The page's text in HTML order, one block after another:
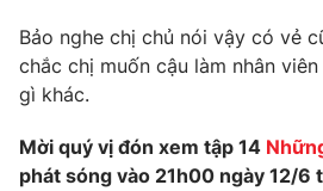
cấp ngày 29/12/2023
Tổng Biên tập:Vũ Thanh Thủy
Phó Tổng Biên tập:
Nguyễn Trọng Ninh
Tổng đài VTV:024.38 355 931 -
Bảo nghe chị chủ nói vậy có vẻ
chắc chị muốn cậu làm nhân
gì khác.
Mời quý vị đón xem tập 14
phát sóng vào 21h00 ngày 12/6